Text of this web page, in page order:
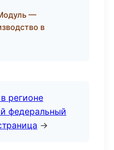
—
в
регионе
федеральный
→